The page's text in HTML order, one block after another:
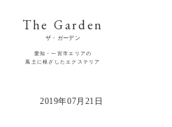
The Garden
ザ・ガーデン
愛知・一宮市エリアの
風土に根ざしたエクステリア
2019年07月21日